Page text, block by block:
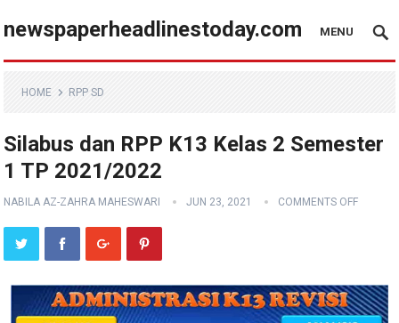
newspaperheadlinestoday.com MENU
HOME RPP SD
Silabus dan RPP K13 Kelas 2 Semester
1 TP 2021/2022
NABILA AZ-ZAHRA MAHESWARI JUN 23, 2021 COMMENTS OFF